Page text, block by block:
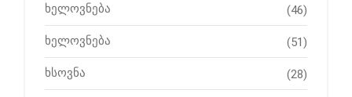
ხელოვნება (46)
ხელოვნება (51)
ხსოვნა (28)